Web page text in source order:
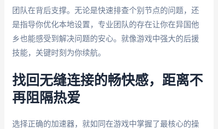
团队在背后支撑。无论是快速排查个别节点的问题，还
是指导你优化本地设置，专业团队的存在让你在异国他
乡也能感受到解决问题的安心。就像游戏中强大的后援
技能，关键时刻为你续航。
找回无缝连接的畅快感，距离不
再阻隔热爱
选择正确的加速器，就如同在游戏中掌握了最核心的操